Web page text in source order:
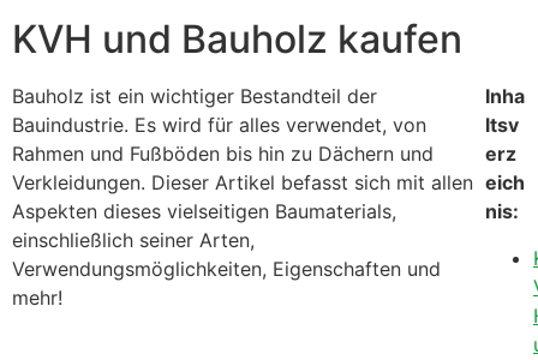
KVH und Bauholz kaufen
Bauholz ist ein wichtiger Bestandteil der
Bauindustrie. Es wird für alles verwendet, von
Rahmen und Fußböden bis hin zu Dächern und
Verkleidungen. Dieser Artikel befasst sich mit allen
Aspekten dieses vielseitigen Baumaterials,
einschließlich seiner Arten,
Verwendungsmöglichkeiten, Eigenschaften und
mehr!
Inha
ltsv
erz
eich
nis: